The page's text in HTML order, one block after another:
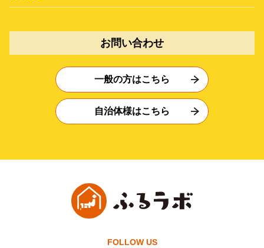
お問い合わせ
一般の方はこちら
自治体様はこちら
FOLLOW US